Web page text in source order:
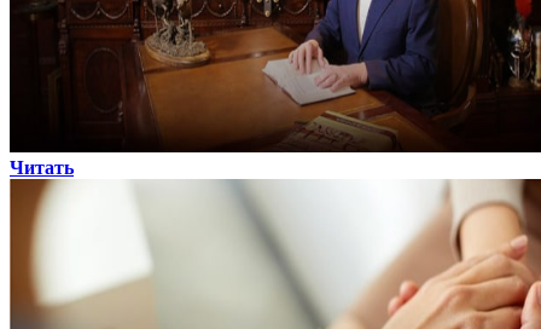
Читать